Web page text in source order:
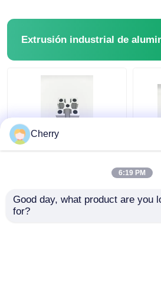
Extrusión industrial de
industrial 6063
Cherry
6:19 PM
Good day, what product are you
for?